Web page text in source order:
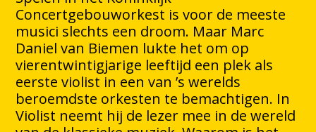
Concertgebouworkest is voor de meeste
musici slechts een droom. Maar Marc
Daniel van Biemen lukte het om op
vierentwintigjarige leeftijd een plek als
eerste violist in een van ’s werelds
beroemdste orkesten te bemachtigen. In
Violist neemt hij de lezer mee in de wereld